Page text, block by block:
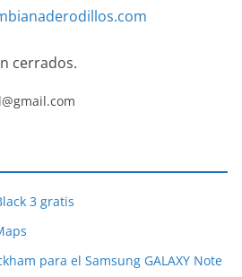
cerrados.
3 gratis
para el Samsung GALAXY Note